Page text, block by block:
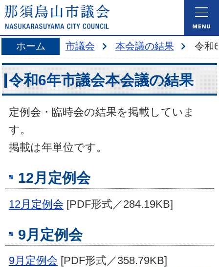
ホーム 市議会 本会議の結果 令和
令和6年市議会本会議の結果
定例会・臨時会の結果を掲載していま
す。
掲載は年単位です。
12月定例会
12月定例会 [PDF形式／284.19KB]
9月定例会
9月定例会 [PDF形式／358.79KB]